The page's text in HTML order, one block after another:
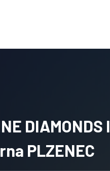
DIAMONDS I
PLZENEC